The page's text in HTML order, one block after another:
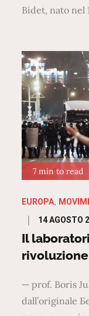
Bidet, nato nel
7 min to read
EUROPA
Posted
on
14 AGOSTO
Il
rivoluzione
— prof. Boris
dall’originale